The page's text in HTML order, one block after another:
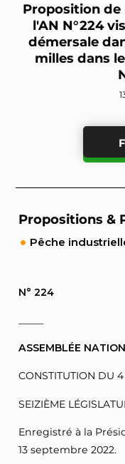
Proposition de
l'AN N°224
démersale
milles dans
Propositions &
Pêche
N° 224
ASSEMBLÉE
CONSTITUTION DU
SEIZIÈME
Enregistré à la
13 septembre 2022.